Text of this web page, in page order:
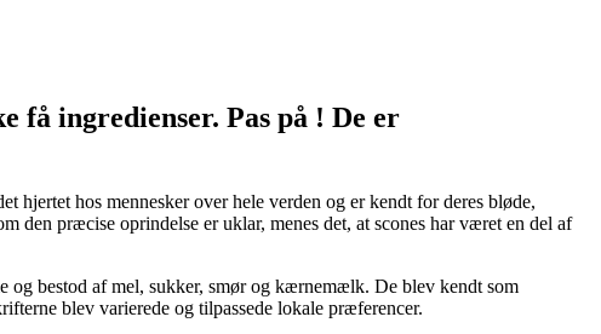
få ingredienser. Pas på ! De er
hjertet hos mennesker over hele verden og er kendt for deres bløde,
den præcise oprindelse er uklar, menes det, at scones har været en del af
og bestod af mel, sukker, smør og kærnemælk. De blev kendt som
blev varierede og tilpassede lokale præferencer.